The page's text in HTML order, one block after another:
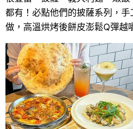
都有！必點他們的披薩系列，
做，高溫烘烤後餅皮澎鬆Q彈越